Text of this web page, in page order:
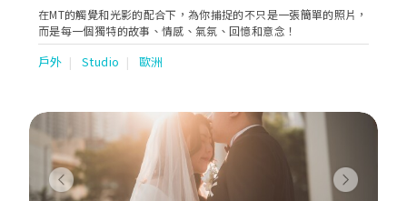
在MT的觸覺和光影的配合下，為你捕捉的不只是一張簡單的照片，
而是每一個獨特的故事、情感、氣氛、回憶和意念！
戶外 Studio 歐洲
Previous Next